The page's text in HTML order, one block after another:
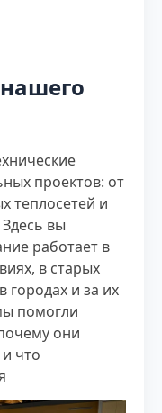
проектов: от
теплосетей и
вы
работает в
в старых
городах и за их
помогли
они
что